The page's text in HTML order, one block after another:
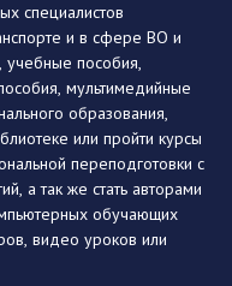
специалистов
и в сфере ВО и
пособия,
мультимедийные
образования,
или пройти курсы
переподготовки с
а так же стать авторами
обучающих
видео уроков или